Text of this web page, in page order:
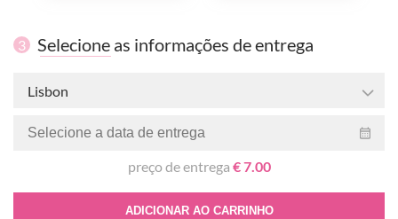
3 Selecione as informações de entrega
Lisbon
preço de entrega € 7.00
ADICIONAR AO CARRINHO